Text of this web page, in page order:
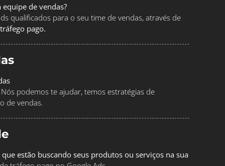
de vendas?
qualificados para o seu time de vendas, através de
tráfego pago.
podemos te ajudar, temos estratégias de
de vendas.
estão buscando seus produtos ou serviços na sua